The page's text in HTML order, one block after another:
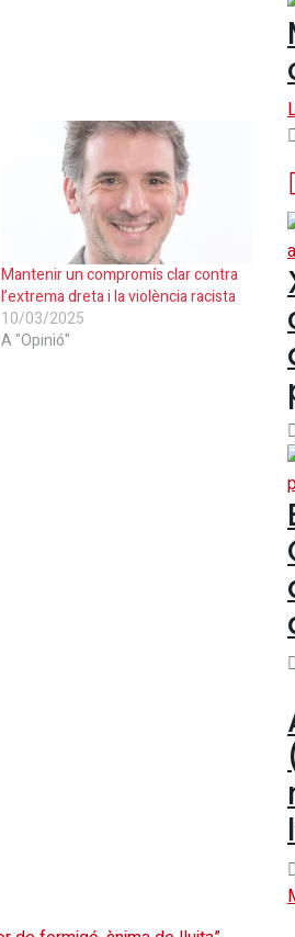
Mantenir un compromís clar contra
l’extrema dreta i la violència racista
10/03/2025
A "Opinió"